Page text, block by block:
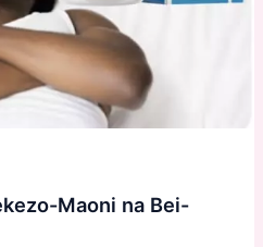
Maoni na Bei-